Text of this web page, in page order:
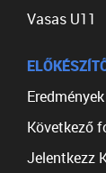
Vasas U11
Következő
Jelentkezz